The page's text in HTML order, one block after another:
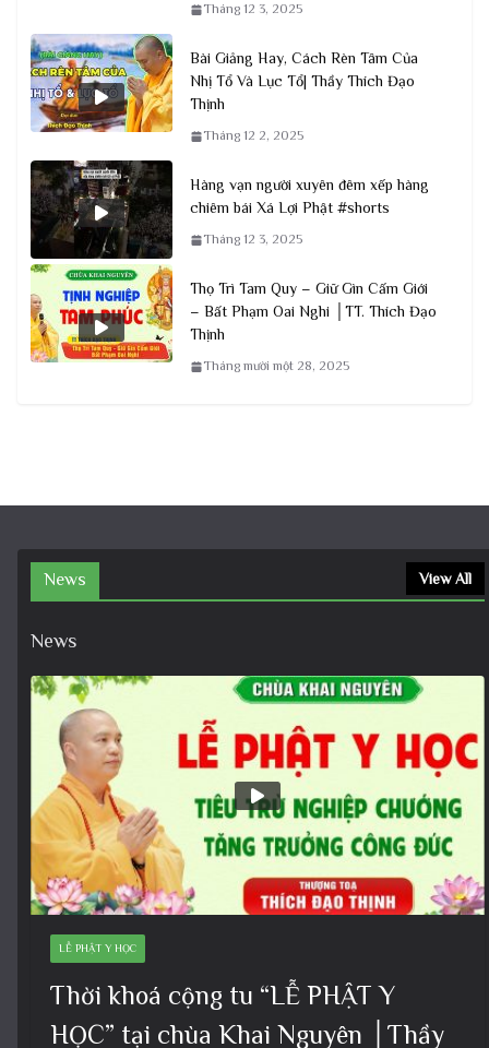
Tháng 12 3, 2025
Bài Giảng Hay, Cách Rèn Tâm Của
Nhị Tổ Và Lục Tổ| Thầy Thích Đạo
Thịnh
Tháng 12 2, 2025
Hàng vạn người xuyên đêm xếp hàng
chiêm bái Xá Lợi Phật #shorts
Tháng 12 3, 2025
Thọ Trì Tam Quy – Giữ Gìn Cấm Giới
– Bất Phạm Oai Nghi │TT. Thích Đạo
Thịnh
Tháng mười một 28, 2025
News View All
News
LỄ PHẬT Y HỌC
Thời khoá cộng tu “LỄ PHẬT Y
HỌC” tại chùa Khai Nguyên │Thầy